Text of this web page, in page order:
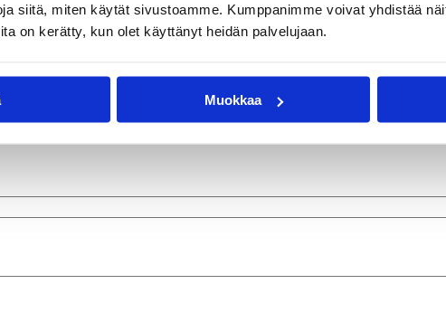
siitä, miten käytät sivustoamme. Kumppanimme voivat yhdistää
on kerätty, kun olet käyttänyt heidän palvelujaan.
Muokkaa